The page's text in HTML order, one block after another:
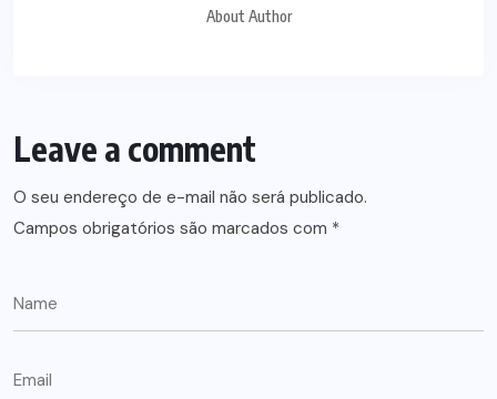
About Author
Leave a comment
O seu endereço de e-mail não será publicado.
Campos obrigatórios são marcados com *